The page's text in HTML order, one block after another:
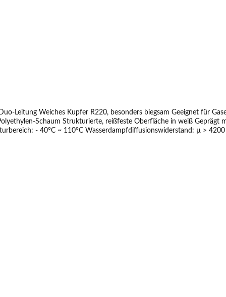
Leitung Weiches Kupfer R220, besonders biegsam Geeignet für
Schaum Strukturierte, reißfeste Oberfläche in weiß Geprägt
- 40°C ~ 110°C Wasserdampfdiffusionswiderstand: µ >